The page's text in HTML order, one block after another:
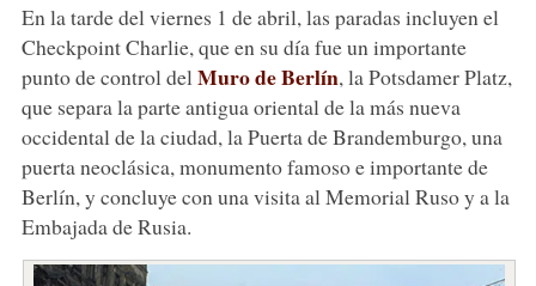
En la tarde del viernes 1 de abril, las paradas incluyen el
Checkpoint Charlie, que en su día fue un importante
punto de control del Muro de Berlín, la Potsdamer Platz,
que separa la parte antigua oriental de la más nueva
occidental de la ciudad, la Puerta de Brandemburgo, una
puerta neoclásica, monumento famoso e importante de
Berlín, y concluye con una visita al Memorial Ruso y a la
Embajada de Rusia.